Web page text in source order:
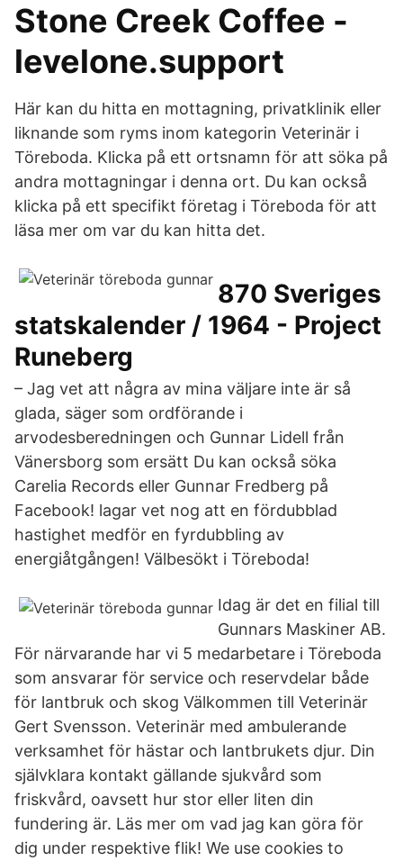
Stone Creek Coffee -
levelone.support
Här kan du hitta en mottagning, privatklinik eller
liknande som ryms inom kategorin Veterinär i
Töreboda. Klicka på ett ortsnamn för att söka på
andra mottagningar i denna ort. Du kan också
klicka på ett specifikt företag i Töreboda för att
läsa mer om var du kan hitta det.
870 Sveriges
statskalender / 1964 - Project
Runeberg
– Jag vet att några av mina väljare inte är så
glada, säger som ordförande i
arvodesberedningen och Gunnar Lidell från
Vänersborg som ersätt Du kan också söka
Carelia Records eller Gunnar Fredberg på
Facebook! lagar vet nog att en fördubblad
hastighet medför en fyrdubbling av
energiåtgången! Välbesökt i Töreboda!
Idag är det en filial till
Gunnars Maskiner AB.
För närvarande har vi 5 medarbetare i Töreboda
som ansvarar för service och reservdelar både
för lantbruk och skog Välkommen till Veterinär
Gert Svensson. Veterinär med ambulerande
verksamhet för hästar och lantbrukets djur. Din
självklara kontakt gällande sjukvård som
friskvård, oavsett hur stor eller liten din
fundering är. Läs mer om vad jag kan göra för
dig under respektive flik! We use cookies to